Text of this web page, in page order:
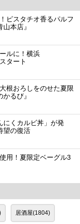
ピスタチオ香るパルフ
本店』
ルに！横浜
タート
根おろしをのせた夏限
るび』
にくカルビ丼」が発
望の復活
用！夏限定ベーグル3
居酒屋(1804)